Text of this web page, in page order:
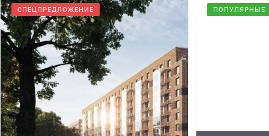
СПЕЦПРЕДЛОЖЕНИЕ ПОПУЛЯРНЫЕ